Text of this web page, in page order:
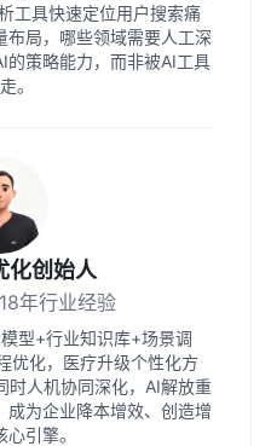
工具快速定位用户搜索痛
布局，哪些领域需要人工深
的策略能力，而非被AI工具
。
化创始人
年行业经验
型+行业知识库+场景调
优化，医疗升级个性化方
时人机协同深化，AI解放重
为企业降本增效、创造增
引擎。